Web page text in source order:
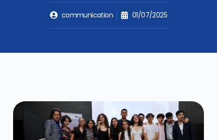
communication 01/07/2025